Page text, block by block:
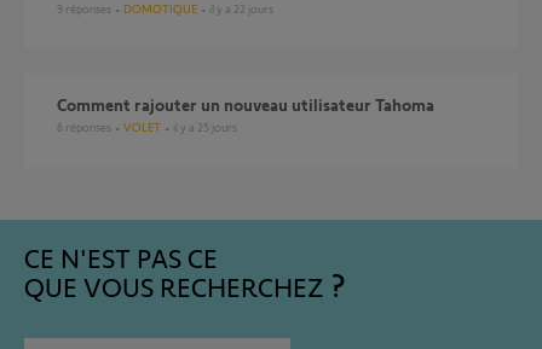
9 réponses DOMOTIQUE il y a 22 jours
Comment rajouter un nouveau utilisateur Tahoma
6 réponses VOLET il y a 25 jours
CE N'EST PAS CE
QUE VOUS RECHERCHEZ